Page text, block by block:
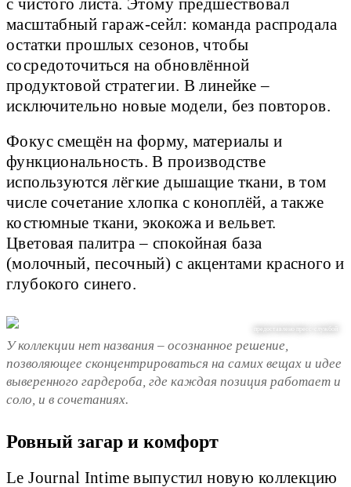
с чистого листа. Этому предшествовал
масштабный гараж-сейл: команда распродала
остатки прошлых сезонов, чтобы
сосредоточиться на обновлённой
продуктовой стратегии. В линейке –
исключительно новые модели, без повторов.
Фокус смещён на форму, материалы и
функциональность. В производстве
используются лёгкие дышащие ткани, в том
числе сочетание хлопка с коноплёй, а также
костюмные ткани, экокожа и вельвет.
Цветовая палитра – спокойная база
(молочный, песочный) с акцентами красного и
глубокого синего.
предоставлено пресс-службой
У коллекции нет названия – осознанное решение,
позволяющее сконцентрироваться на самих вещах и идее
выверенного гардероба, где каждая позиция работает и
соло, и в сочетаниях.
Ровный загар и комфорт
Le Journal Intime выпустил новую коллекцию